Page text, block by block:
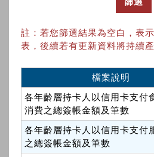
註：若您篩選結果為空白，表
表，後續若有更新資料將持續產
檔案說明
各年齡層持卡人以信用卡支付
消費之總簽帳金額及筆數
各年齡層持卡人以信用卡支付
之總簽帳金額及筆數